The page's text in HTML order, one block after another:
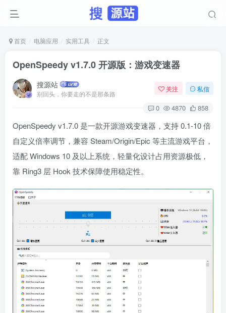
首页 电脑应用 实用工具 正文
OpenSpeedy v1.7.0 开源版：游戏变速器
搜源站
别回头，你要走的不是那条路
关注 私信
0 4870 858
OpenSpeedy v1.7.0 是一款开源游戏变速器，支持 0.1-10 倍
自定义倍率调节，兼容 Steam/Origin/Epic 等主流游戏平台，
适配 Windows 10 及以上系统，轻量化设计占用资源极低，
靠 Ring3 层 Hook 技术保障使用稳定性。